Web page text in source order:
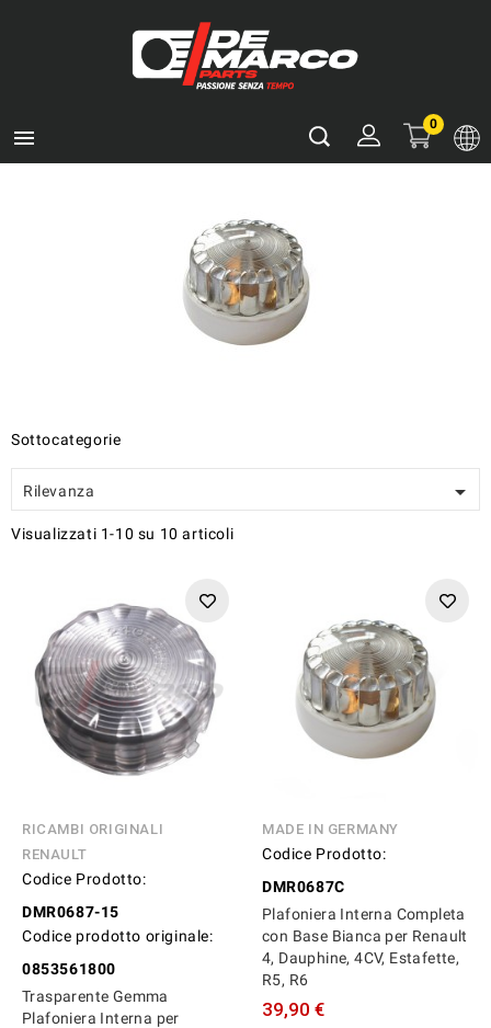

0
Sottocategorie
Rilevanza 
Visualizzati 1-10 su 10 articoli
RICAMBI ORIGINALI
RENAULT
Codice Prodotto:
DMR0687-15
Codice prodotto originale:
0853561800
Trasparente Gemma
Plafoniera Interna per
MADE IN GERMANY
Codice Prodotto:
DMR0687C
Plafoniera Interna Completa
con Base Bianca per Renault
4, Dauphine, 4CV, Estafette,
R5, R6
39,90 €